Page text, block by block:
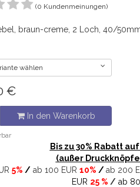
(0 Kundenmeinungen)
braun-creme, 2 Loch, 40/
wählen
€
In den Warenkorb
Bis zu 30% Rabatt
(außer
5% /ab 100 EUR 10% /ab 200
EUR 25 % / ab